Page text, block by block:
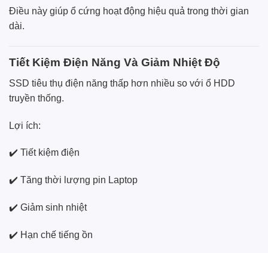
Điều này giúp ổ cứng hoạt động hiệu quả trong thời gian
dài.
Tiết Kiệm Điện Năng Và Giảm Nhiệt Độ
SSD tiêu thụ điện năng thấp hơn nhiều so với ổ HDD
truyền thống.
Lợi ích:
✔️ Tiết kiệm điện
✔️ Tăng thời lượng pin Laptop
✔️ Giảm sinh nhiệt
✔️ Hạn chế tiếng ồn